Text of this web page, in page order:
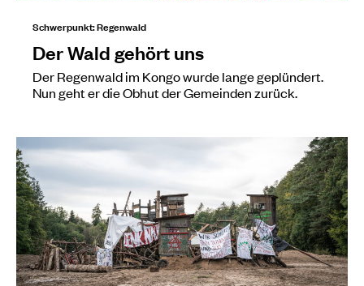
Schwerpunkt: Regenwald
Der Wald gehört uns
Der Regenwald im Kongo wurde lange geplündert.
Nun geht er die Obhut der Gemeinden zurück.